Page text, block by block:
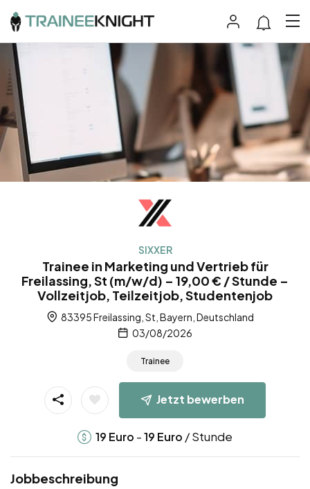
SIXXER
Trainee in Marketing und Vertrieb für
Freilassing, St (m/w/d) – 19,00 € / Stunde –
Vollzeitjob, Teilzeitjob, Studentenjob
83395 Freilassing, St, Bayern, Deutschland
03/08/2026
Trainee
Jetzt bewerben
19 Euro -19 Euro / Stunde
Jobbeschreibung